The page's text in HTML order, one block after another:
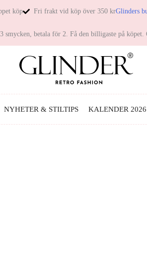
köp Fri frakt vid köp över 350 krGlinders
smycken, betala för 2. Få den billigaste på
NYHETER & STILTIPS KALENDER 2026